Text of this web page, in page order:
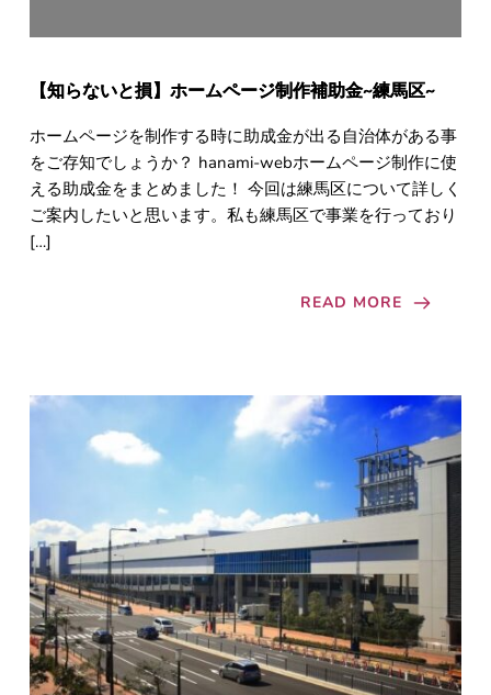
【知らないと損】ホームページ制作補助金~練馬区~
ホームページを制作する時に助成金が出る自治体がある事
をご存知でしょうか？ hanami-webホームページ制作に使
える助成金をまとめました！ 今回は練馬区について詳しく
ご案内したいと思います。私も練馬区で事業を行っており
[…]
READ MORE